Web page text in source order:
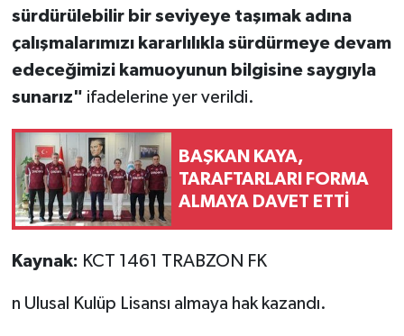
sürdürülebilir bir seviyeye taşımak adına
çalışmalarımızı kararlılıkla sürdürmeye devam
edeceğimizi kamuoyunun bilgisine saygıyla
sunarız" ifadelerine yer verildi.
BAŞKAN KAYA,
TARAFTARLARI FORMA
ALMAYA DAVET ETTİ
Kaynak: KCT 1461 TRABZON FK
n Ulusal Kulüp Lisansı almaya hak kazandı.